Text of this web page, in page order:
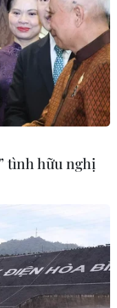
nên đề cập
gác lại việc thực
Hội nghị thượng
tình hữu nghị